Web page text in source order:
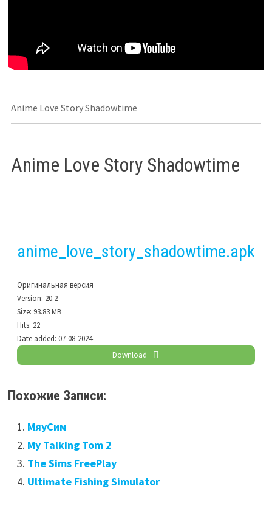
Anime Love Story Shadowtime
Anime Love Story Shadowtime
anime_love_story_shadowtime.apk
Оригинальная версия
Version: 20.2
Size: 93.83 MB
Hits: 22
Date added: 07-08-2024
Download
Похожие Записи:
МяуСим
My Talking Tom 2
The Sims FreePlay
Ultimate Fishing Simulator